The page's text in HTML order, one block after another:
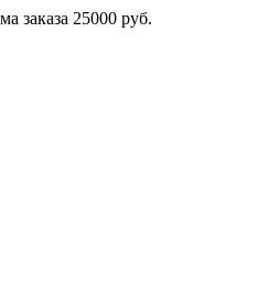
заказа 25000 руб.